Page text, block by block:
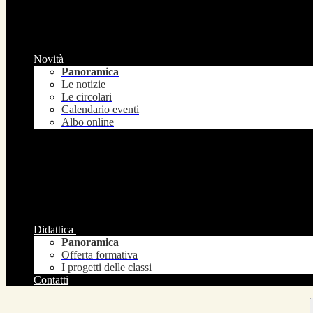
Novità
Panoramica
Le notizie
Le circolari
Calendario eventi
Albo online
Didattica
Panoramica
Offerta formativa
I progetti delle classi
Contatti